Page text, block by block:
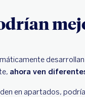
ahora ven
en apartados,